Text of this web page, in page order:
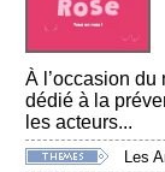
À l’occasion
dédié à la
les acteurs...
Les